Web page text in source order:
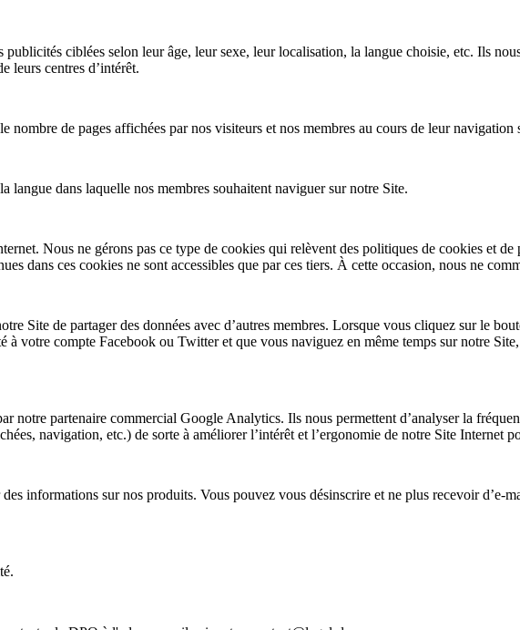
ciblées selon leur âge, leur sexe, leur localisation, la langue choisie, etc. Ils
leurs centres d’intérêt.
nombre de pages affichées par nos visiteurs et nos membres au cours de leur navigation
langue dans laquelle nos membres souhaitent naviguer sur notre Site.
Nous ne gérons pas ce type de cookies qui relèvent des politiques de cookies et
dans ces cookies ne sont accessibles que par ces tiers. À cette occasion, nous ne
Site de partager des données avec d’autres membres. Lorsque vous cliquez sur le
votre compte Facebook ou Twitter et que vous naviguez en même temps sur notre
notre partenaire commercial Google Analytics. Ils nous permettent d’analyser la
navigation, etc.) de sorte à améliorer l’intérêt et l’ergonomie de notre Site Internet
informations sur nos produits. Vous pouvez vous désinscrire et ne plus recevoir d’e-